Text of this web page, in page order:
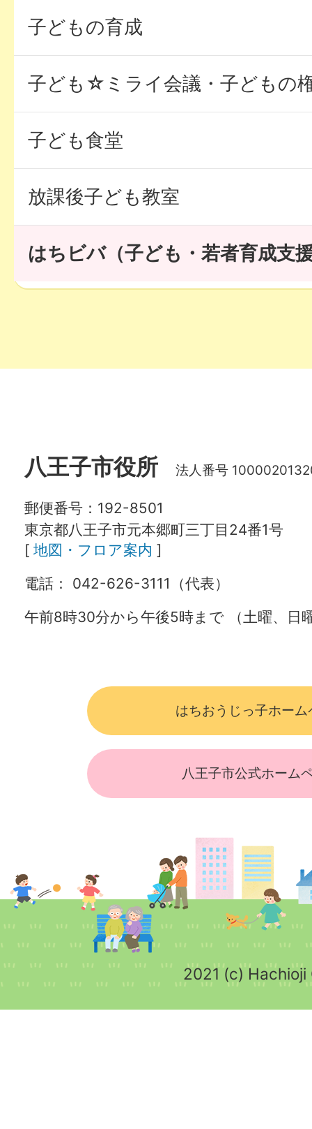
子どもの育成
子ども☆ミライ会議・子どもの
子ども食堂
放課後子ども教室
はちビバ（子ども・若者育成支
八王子市役所 法人番号
郵便番号：192-8501
東京都八王子市元本郷町三丁目24番1号
[ 地図・フロア案内 ]
電話： 042-626-3111（代表）
午前8時30分から午後5時まで （土曜、日
はちおうじっ子ホーム
八王子市公式ホーム
2021 (c) Hachioji